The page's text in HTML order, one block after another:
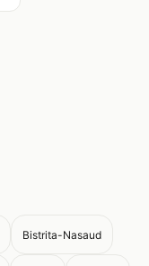
Bistrita-Nasaud